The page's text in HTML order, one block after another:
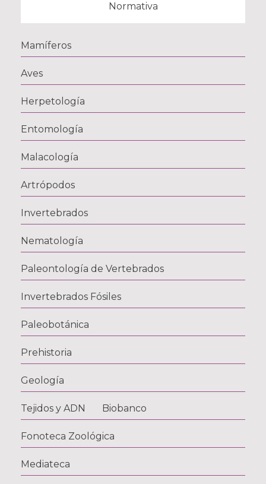
Normativa
Mamíferos
Aves
Herpetología
Entomología
Malacología
Artrópodos
Invertebrados
Nematología
Paleontología de Vertebrados
Invertebrados Fósiles
Paleobotánica
Prehistoria
Geología
Tejidos y ADN Biobanco
Fonoteca Zoológica
Mediateca